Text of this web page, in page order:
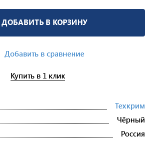
ДОБАВИТЬ В КОРЗИНУ
Добавить в сравнение
Купить в 1 клик
Техкрим
Чёрный
Россия